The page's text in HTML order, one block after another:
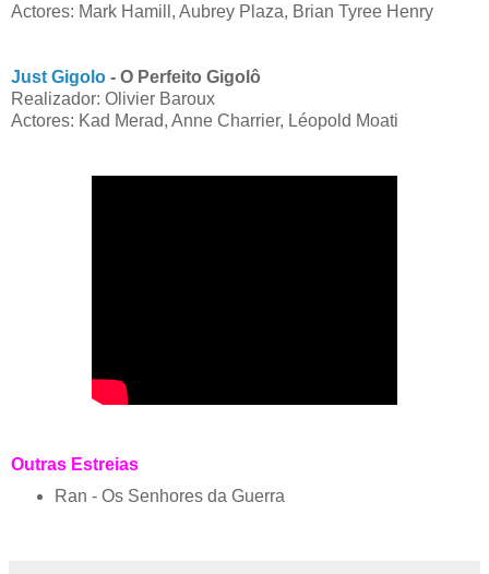
Actores: Mark Hamill, Aubrey Plaza, Brian Tyree Henry
Just Gigolo - O Perfeito Gigolô
Realizador: Olivier Baroux
Actores: Kad Merad, Anne Charrier, Léopold Moati
Outras Estreias
Ran - Os Senhores da Guerra